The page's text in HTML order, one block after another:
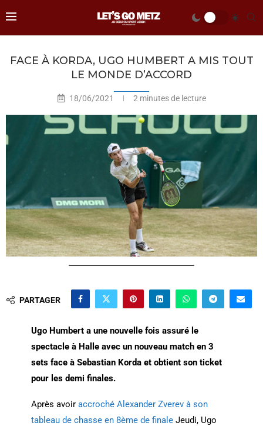
FACE À KORDA, UGO HUMBERT A MIS TOUT
LE MONDE D’ACCORD
18/06/2021 2 minutes de lecture
PARTAGER
Ugo Humbert a une nouvelle fois assuré le
spectacle à Halle avec un nouveau match en 3
sets face à Sebastian Korda et obtient son ticket
pour les demi finales.
Après avoir accroché Alexander Zverev à son
tableau de chasse en 8ème de finaleJeudi, Ugo